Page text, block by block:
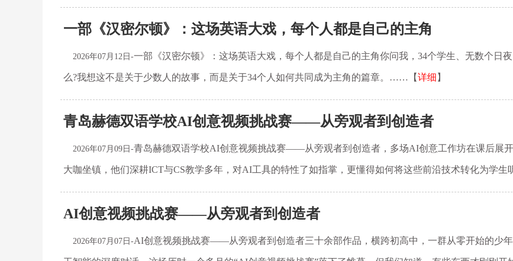
一部《汉密尔顿》：这场英语大戏，每个人都是自己的主角
2026年07月12日-一部《汉密尔顿》：这场英语大戏，每个人都是自己的主角你问我，34个学生、无数个
么?我想这不是关于少数人的故事，而是关于34个人如何共同成为主角的篇章。……【详细 】
青岛赫德双语学校AI创意视频挑战赛——从旁观者到创造者
2026年07月09日-青岛赫德双语学校AI创意视频挑战赛——从旁观者到创造者，多场AI创意工作坊在课后展
大咖坐镇，他们深耕ICT与CS教学多年，对AI工具的特性了如指掌，更懂得如何将这些前沿技术转化为学
AI创意视频挑战赛——从旁观者到创造者
2026年07月07日-AI创意视频挑战赛——从旁观者到创造者三十余部作品，横跨初高中，一群从零开始的少